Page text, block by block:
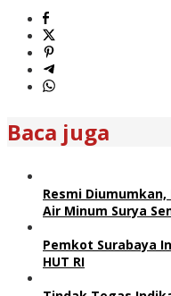
Baca juga
Resmi
Air Minum Surya
Pemkot Surabaya
HUT RI